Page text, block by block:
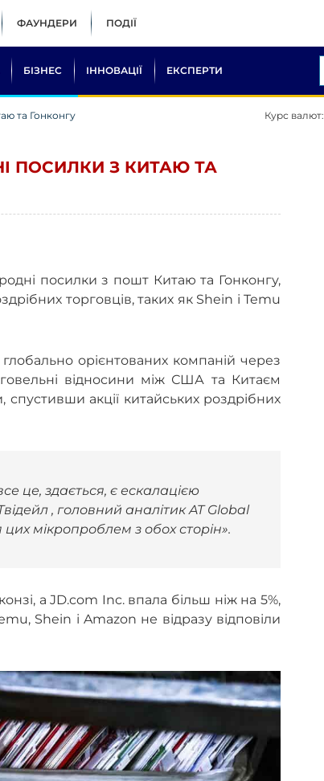
ФАУНДЕРИ ПОДІЇ
БІЗНЕС ІННОВАЦІЇ ЕКСПЕРТИ
та Гонконгу Курс валют:
ПОСИЛКИ З КИТАЮ ТА
посилки з пошт Китаю та Гонконгу,
торговців, таких як Shein і Temu
орієнтованих компаній через
відносини між США та Китаєм
акції китайських роздрібних
це, здається, є ескалацією
, головний аналітик AT Global
мікропроблем з обох сторін».
а JD.com Inc. впала більш ніж на 5%,
Shein і Amazon не відразу відповіли